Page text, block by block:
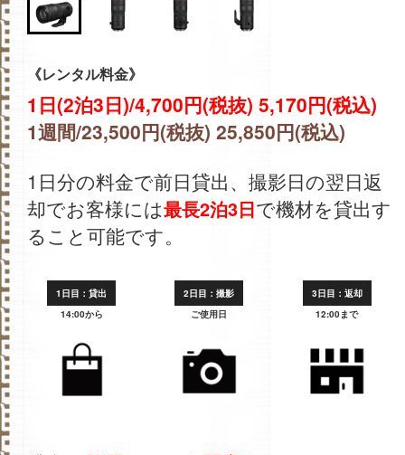
《レンタル料金》
1日(2泊3日)/4,700円(税抜) 5,170円(税込)
1週間/23,500円(税抜) 25,850円(税込)
1日分の料金で前日貸出、撮影日の翌日返
却でお客様には最長2泊3日で機材を貸出す
ること可能です。
1日目：貸出
14:00から
2日目：撮影
ご使用日
3日目：返却
12:00まで